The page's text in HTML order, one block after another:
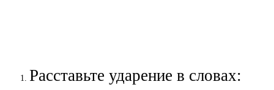
Расставьте ударение в словах: